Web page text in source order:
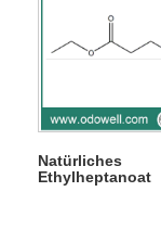
Natürliches
Ethylheptanoat